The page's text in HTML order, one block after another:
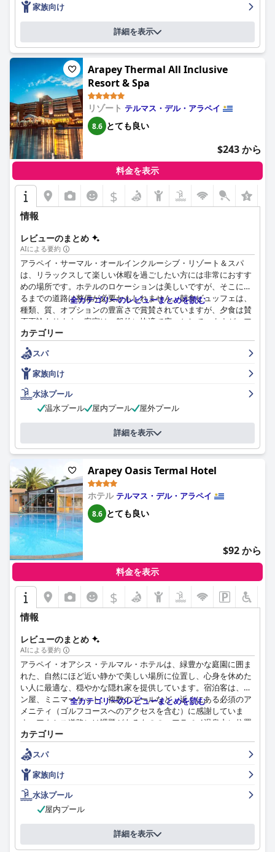
家族向け
詳細を表示
Arapey Thermal All Inclusive
Resort & Spa
リゾート テルマス・デル・アラペイ
8.6 とても良い
$243 から
料金を表示
$
情報
レビューのまとめ
AIによる要約
アラペイ・サーマル・オールインクルーシブ・リゾート＆スパ
は、リラックスして楽しい休暇を過ごしたい方には非常におすす
めの場所です。ホテルのロケーションは美しいですが、そこに至
るまでの道路は整備が必要かもしれません。朝食ビュッフェは、
種類、質、オプションの豊富さで賞賛されていますが、夕食は賛
否両論あります。客室は一般的に快適で広々としていますが、ア
ップデートやメンテナンスが必要なものもあります。スタッフは
フレンドリーで献身的で、ゲストは家にいるように感じます。ス
パはリラックスとレジャーに最適な場所ですが、プールは賛否両
論あります。ホテルは家族向けで、子供向けの様々なアクティビ
ティを提供しています。オールインクルーシブ体験は素晴らし
く、一日中美味しい料理と飲み物を楽しめます。全体的に、アラ
ペイ・サーマル・オールインクルーシブ・リゾート＆スパは、豪
華で楽しい休暇に最適な選択肢です。
全カテゴリーのレビューまとめを読む
カテゴリー
スパ
家族向け
水泳プール
温水プール
屋内プール 屋外プール
詳細を表示
Arapey Oasis Termal Hotel
ホテル テルマス・デル・アラペイ
8.6 とても良い
$92 から
料金を表示
$
情報
レビューのまとめ
AIによる要約
アラペイ・オアシス・テルマル・ホテルは、緑豊かな庭園に囲ま
れた、自然にほど近い静かで美しい場所に位置し、心身を休めた
い人に最適な、穏やかな隠れ家を提供しています。宿泊客は、パ
ン屋、ミニマーケット、複数のプールなど、近くにある必須のア
メニティ（ゴルフコースへのアクセスを含む）に感謝していま
す。アクセス道路には課題があるものの、アラペイ温泉内に位置
するホテルは、思い出に残る便利な滞在を提供します。
ホテルの朝食は、美味しく典型的なウルグアイ製品の豊富さと多
様さで高く評価されており、ハイライトとなっていますが、一部
の宿泊客は、宿泊料金に含まれるべきだと考えています。同様
に、夕食も、多様で風味豊かな料理、清潔で美しく装飾されたダ
イニングエリア、申し分のないサービスで賞賛されていますが、
料金設定や、時折サービスが遅いことに関する懸念がいくつかあ
ります。
宿泊施設は、広々としていて、清潔で快適であると評価されてお
全カテゴリーのレビューまとめを読む
カテゴリー
スパ
家族向け
水泳プール
屋内プール
詳細を表示